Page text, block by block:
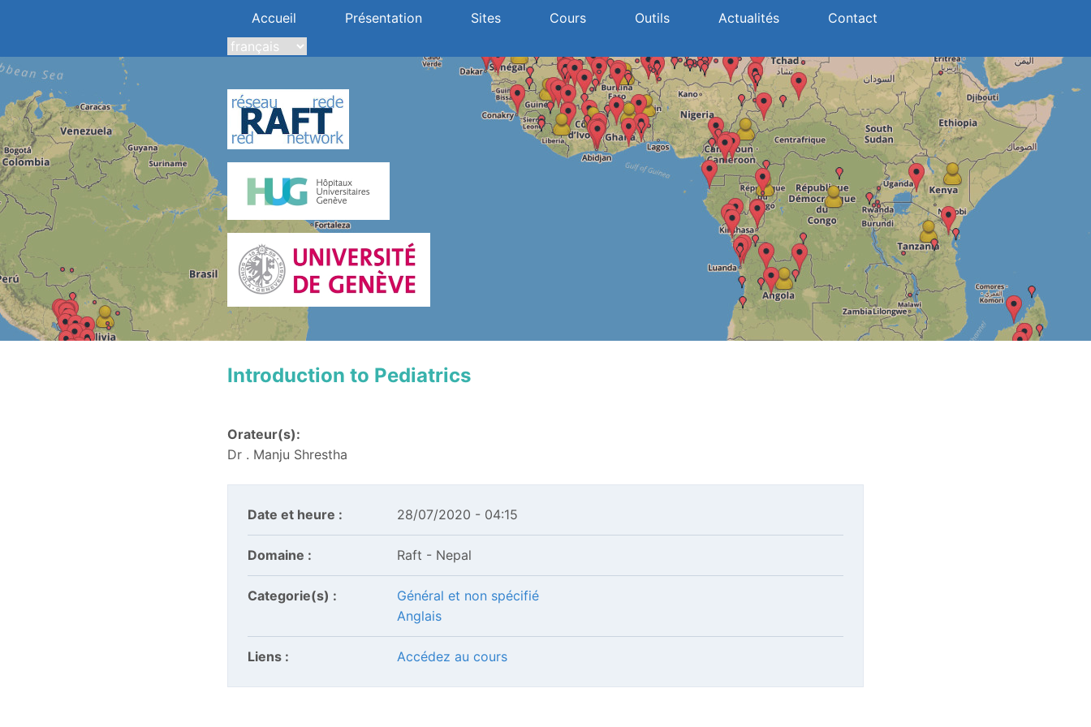
Accueil Présentation Sites Cours Outils Actualités Contact
Introduction to Pediatrics
Orateur(s):
Dr . Manju Shrestha
Date et heure : 28/07/2020 - 04:15
Domaine : Raft - Nepal
Categorie(s) :
Général et non spécifié
Anglais
Liens : Accédez au cours